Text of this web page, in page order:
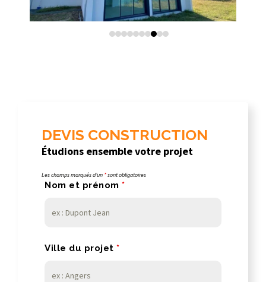
DEVIS CONSTRUCTION
Étudions ensemble votre projet
Les champs marqués d’un *sont obligatoires
Nom et prénom *
Ville du projet *